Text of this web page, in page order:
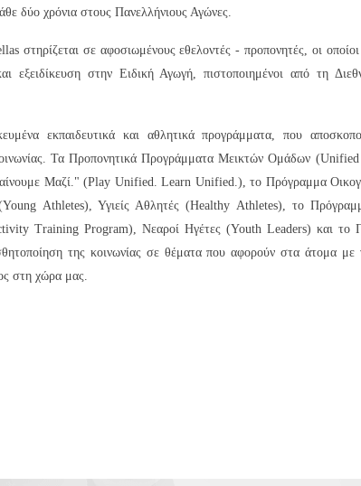
δύο χρόνια στους Πανελλήνιους Αγώνες.
στηρίζεται σε αφοσιωμένους εθελοντές - προπονητές, οι οποίοι
εξειδίκευση στην Ειδική Αγωγή, πιστοποιημένοι από τη
εκπαιδευτικά και αθλητικά προγράμματα, που
Τα Προπονητικά Προγράμματα Μεικτών Ομάδων
Μαζί." (Play Unified. Learn Unified.), το Πρόγραμμα
Athletes), Υγιείς Αθλητές (Healthy Athletes), το
Training Program), Νεαροί Ηγέτες (Youth Leaders) και το
της κοινωνίας σε θέματα που αφορούν στα άτομα με
στη χώρα μας.